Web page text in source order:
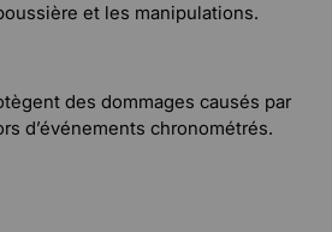
et les manipulations.
des dommages causés par
d’événements chronométrés.